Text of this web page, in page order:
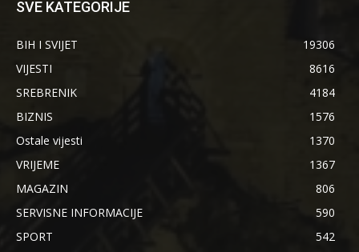
SVE KATEGORIJE
BIH I SVIJET
19306
VIJESTI
8616
SREBRENIK
4184
BIZNIS
1576
Ostale vijesti
1370
VRIJEME
1367
MAGAZIN
806
SERVISNE INFORMACIJE
590
SPORT
542